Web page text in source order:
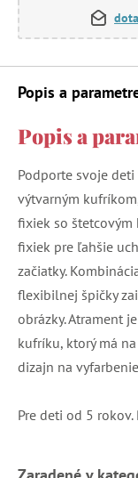
Popis a
Popis a
Podporte svoje
výtvarným
fixiek so štetcovým
fixiek pre ľahšie
začiatky.
flexibilnej špičky
obrázky. Atrament
kufríku, ktorý má
dizajn na
Pre deti od 5